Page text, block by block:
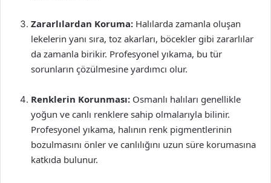
Zararlılardan Koruma: Halılarda zamanla oluşan
lekelerin yanı sıra, toz akarları, böcekler gibi zararlılar
da zamanla birikir. Profesyonel yıkama, bu tür
sorunların çözülmesine yardımcı olur.
Renklerin Korunması: Osmanlı halıları genellikle
yoğun ve canlı renklere sahip olmalarıyla bilinir.
Profesyonel yıkama, halının renk pigmentlerinin
bozulmasını önler ve canlılığını uzun süre korumasına
katkıda bulunur.